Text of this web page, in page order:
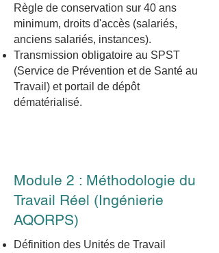
Règle de conservation sur 40 ans
minimum, droits d'accès (salariés,
anciens salariés, instances).
Transmission obligatoire au SPST
(Service de Prévention et de Santé au
Travail) et portail de dépôt
dématérialisé.
Module 2 : Méthodologie du
Travail Réel (Ingénierie
AQORPS)
Définition des Unités de Travail